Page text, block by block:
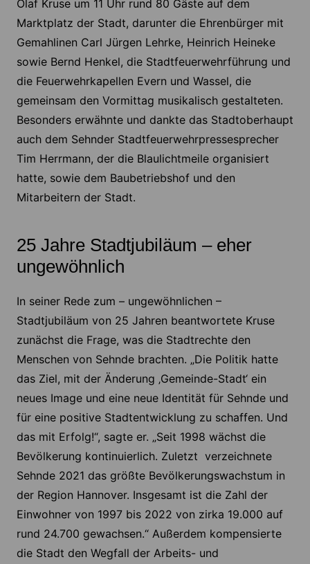
Olaf Kruse um 11 Uhr rund 80 Gäste auf dem
Marktplatz der Stadt, darunter die Ehrenbürger mit
Gemahlinen Carl Jürgen Lehrke, Heinrich Heineke
sowie Bernd Henkel, die Stadtfeuerwehrführung und
die Feuerwehrkapellen Evern und Wassel, die
gemeinsam den Vormittag musikalisch gestalteten.
Besonders erwähnte und dankte das Stadtoberhaupt
auch dem Sehnder Stadtfeuerwehrpressesprecher
Tim Herrmann, der die Blaulichtmeile organisiert
hatte, sowie dem Baubetriebshof und den
Mitarbeitern der Stadt.
25 Jahre Stadtjubiläum – eher
ungewöhnlich
In seiner Rede zum – ungewöhnlichen –
Stadtjubiläum von 25 Jahren beantwortete Kruse
zunächst die Frage, was die Stadtrechte den
Menschen von Sehnde brachten. „Die Politik hatte
das Ziel, mit der Änderung ‚Gemeinde-Stadt‘ ein
neues Image und eine neue Identität für Sehnde und
für eine positive Stadtentwicklung zu schaffen. Und
das mit Erfolg!“, sagte er. „Seit 1998 wächst die
Bevölkerung kontinuierlich. Zuletzt verzeichnete
Sehnde 2021 das größte Bevölkerungswachstum in
der Region Hannover. Insgesamt ist die Zahl der
Einwohner von 1997 bis 2022 von zirka 19.000 auf
rund 24.700 gewachsen.“ Außerdem kompensierte
die Stadt den Wegfall der Arbeits- und